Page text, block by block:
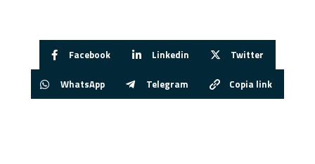
Facebook Linkedin Twitter
WhatsApp Telegram Copia link